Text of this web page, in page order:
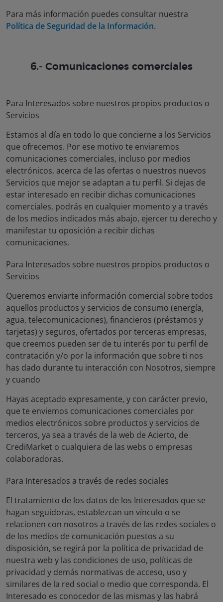
Para más información puedes consultar nuestra
Política de Seguridad de la Información.
6.- Comunicaciones comerciales
Para Interesados sobre nuestros propios productos o
Servicios
Estamos al día en todo lo que concierne a los Servicios
que ofrecemos. Por ese motivo te enviaremos
comunicaciones comerciales, incluso por medios
electrónicos, acerca de las ofertas o nuestros nuevos
Servicios que mejor se adaptan a tu perfil. Si dejas de
estar interesado en recibir dichas comunicaciones
comerciales, podrás en cualquier momento y a través
de los medios indicados más abajo, ejercer tu derecho y
manifestar tu oposición a recibir dichas
comunicaciones.
Para Interesados sobre nuestros propios productos o
Servicios
Queremos enviarte información comercial sobre todos
aquellos productos y servicios de consumo (energía,
agua, telecomunicaciones), financieros (préstamos y
tarjetas) y seguros, ofertados por terceras empresas,
que creemos pueden ser de tu interés por tu perfil de
contratación y/o por la información que sobre ti nos
has dado durante tu interacción con Nosotros, siempre
y cuando
Hayas aceptado expresamente, y con carácter previo,
que te enviemos comunicaciones comerciales por
medios electrónicos sobre productos y servicios de
terceros, ya sea a través de la web de Acierto, de
CrediMarket o cualquiera de las webs o empresas
colaboradoras.
Para Interesados a través de redes sociales
El tratamiento de los datos de los Interesados que se
hagan seguidoras, establezcan un vínculo o se
relacionen con nosotros a través de las redes sociales o
de los medios de comunicación puestos a su
disposición, se regirá por la política de privacidad de
nuestra web y las condiciones de uso, políticas de
privacidad y demás normativas de acceso, uso y
similares de la red social o medio que corresponda. El
Interesado es conocedor de las mismas y las habrá